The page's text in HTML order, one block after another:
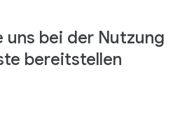
uns bei der Nutzung
bereitstellen